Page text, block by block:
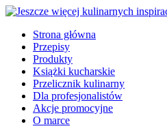
Strona główna
Przepisy
Produkty
Książki kucharskie
Przelicznik kulinarny
Dla profesjonalistów
Akcje promocyjne
O marce